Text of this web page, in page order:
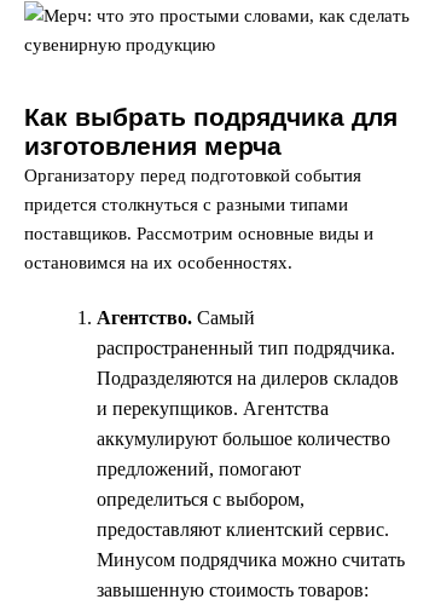
Как выбрать подрядчика для
изготовления мерча
Организатору перед подготовкой события
придется столкнуться с разными типами
поставщиков. Рассмотрим основные виды и
остановимся на их особенностях.
Агентство. Самый
распространенный тип подрядчика.
Подразделяются на дилеров складов
и перекупщиков. Агентства
аккумулируют большое количество
предложений, помогают
определиться с выбором,
предоставляют клиентский сервис.
Минусом подрядчика можно считать
завышенную стоимость товаров: